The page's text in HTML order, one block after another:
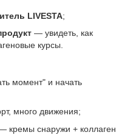
LIVESTA;
— увидеть, как
курсы.
момент" и начать
много движения;
кремы снаружи + коллаген